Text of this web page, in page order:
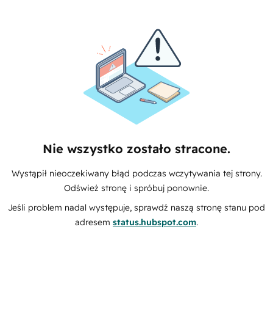
Nie wszystko zostało stracone.
Wystąpił nieoczekiwany błąd podczas wczytywania tej strony.
Odśwież stronę i spróbuj ponownie.
Jeśli problem nadal występuje, sprawdź naszą stronę stanu pod
adresem status.hubspot.com.